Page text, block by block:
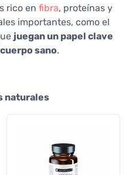
rico en fibra, proteínas y
importantes, como el
juegan un papel clave
sano.
naturales